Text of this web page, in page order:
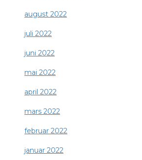
august 2022
juli 2022
juni 2022
mai 2022
april 2022
mars 2022
februar 2022
januar 2022